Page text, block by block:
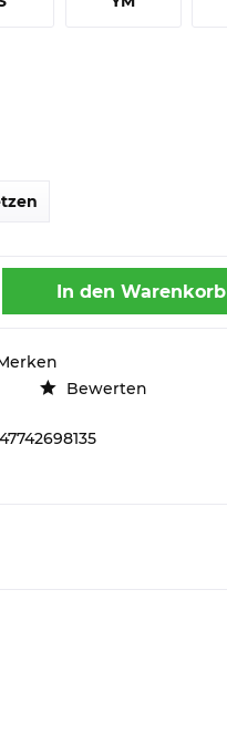
In den Warenkorb
Bewerten